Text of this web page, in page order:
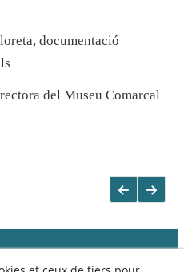
documentació
del Museu Comarcal